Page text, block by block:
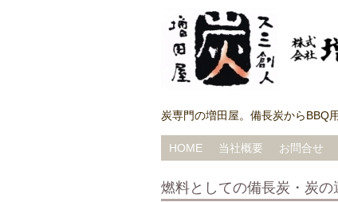
炭専門の増田屋。備長炭からBBQ
HOME 当社概要 お問合せ
燃料としての備長炭・炭の